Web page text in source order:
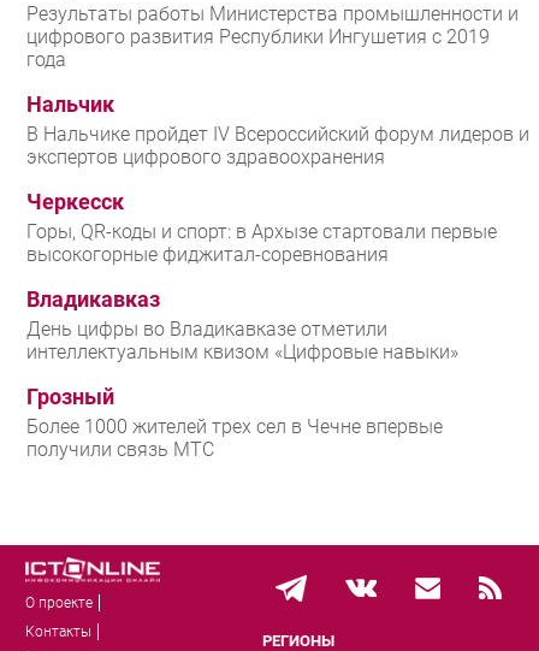
Результаты работы Министерства промышленности и
цифрового развития Республики Ингушетия с 2019
года
Нальчик
В Нальчике пройдет IV Всероссийский форум лидеров и
экспертов цифрового здравоохранения
Черкесск
Горы, QR-коды и спорт: в Архызе стартовали первые
высокогорные фиджитал-соревнования
Владикавказ
День цифры во Владикавказе отметили
интеллектуальным квизом «Цифровые навыки»
Грозный
Более 1000 жителей трех сел в Чечне впервые
получили связь МТС
О проекте
Контакты
РЕГИОНЫ